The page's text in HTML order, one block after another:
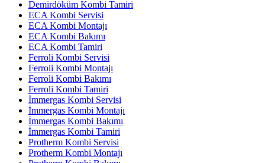
Demirdöküm Kombi Tamiri
ECA Kombi Servisi
ECA Kombi Montajı
ECA Kombi Bakımı
ECA Kombi Tamiri
Ferroli Kombi Servisi
Ferroli Kombi Montajı
Ferroli Kombi Bakımı
Ferroli Kombi Tamiri
İmmergas Kombi Servisi
İmmergas Kombi Montajı
İmmergas Kombi Bakımı
İmmergas Kombi Tamiri
Protherm Kombi Servisi
Protherm Kombi Montajı